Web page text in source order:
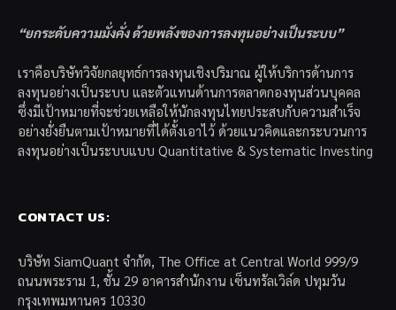
“ยกระดับความมั่งคั่ง ด้วยพลังของการลงทุนอย่างเป็นระบบ”
เราคือบริษัทวิจัยกลยุทธ์การลงทุนเชิงปริมาณ ผู้ให้บริการด้านการ
ลงทุนอย่างเป็นระบบ และตัวแทนด้านการตลาดกองทุนส่วนบุคคล
ซึ่งมีเป้าหมายที่จะช่วยเหลือให้นักลงทุนไทยประสบกับความสำเร็จ
อย่างยั่งยืนตามเป้าหมายที่ได้ตั้งเอาไว้ ด้วยแนวคิดและกระบวนการ
ลงทุนอย่างเป็นระบบแบบ Quantitative & Systematic Investing
CONTACT US:
บริษัท SiamQuant จำกัด, The Office at Central World 999/9
ถนนพระราม 1, ชั้น 29 อาคารสำนักงาน เซ็นทรัลเวิล์ด ปทุมวัน
กรุงเทพมหานคร 10330